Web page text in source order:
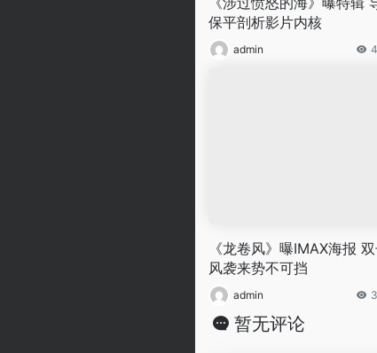
保平剖析影片内核
admin
《龙卷风》曝IMAX海报
风袭来势不可挡
admin
暂无评论